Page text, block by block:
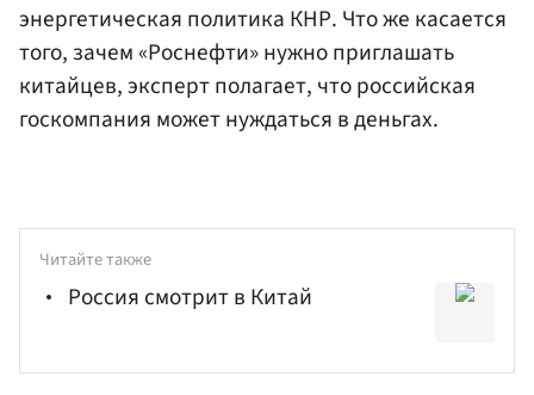
энергетическая политика КНР. Что же касается
того, зачем «Роснефти» нужно приглашать
китайцев, эксперт полагает, что российская
госкомпания может нуждаться в деньгах.
Читайте также
Россия смотрит в Китай